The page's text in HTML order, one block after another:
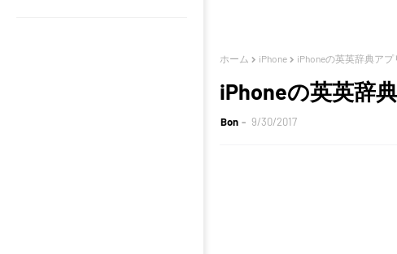
ホーム iPhone iPhoneの英英辞典ア
iPhoneの英英辞
Bon 9/30/2017